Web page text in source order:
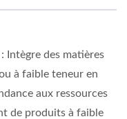
Intègre des matières
à faible teneur en
aux ressources
de produits à faible